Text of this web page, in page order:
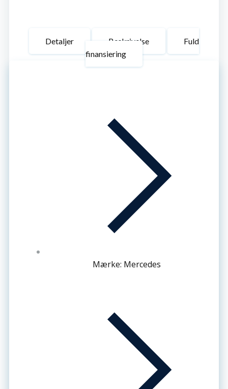
Detaljer Beskrivelse
Fuld
finansiering
Mærke: Mercedes